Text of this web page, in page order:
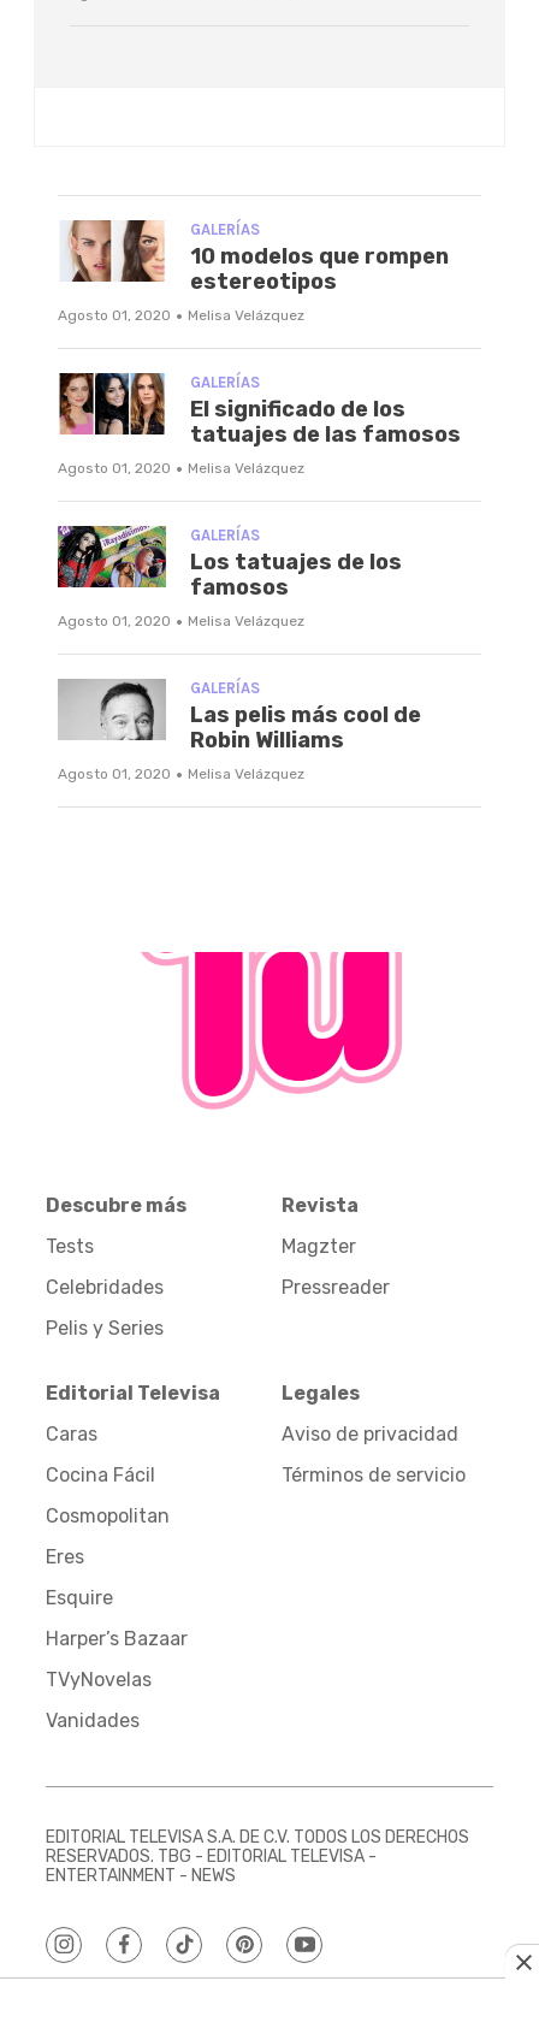
GALERÍAS
10 modelos que rompen
estereotipos
Agosto 01, 2020 · Melisa Velázquez
GALERÍAS
El significado de los
tatuajes de las famosos
Agosto 01, 2020 · Melisa Velázquez
GALERÍAS
Los tatuajes de los
famosos
Agosto 01, 2020 · Melisa Velázquez
GALERÍAS
Las pelis más cool de
Robin Williams
Agosto 01, 2020 · Melisa Velázquez
Descubre más
Tests
Celebridades
Pelis y Series
Revista
Magzter
Pressreader
Editorial Televisa
Caras
Cocina Fácil
Cosmopolitan
Eres
Esquire
Harper’s Bazaar
TVyNovelas
Vanidades
Legales
Aviso de privacidad
Términos de servicio
EDITORIAL TELEVISA S.A. DE C.V. TODOS LOS DERECHOS
RESERVADOS. TBG - EDITORIAL TELEVISA -
ENTERTAINMENT - NEWS
instagramfacebooktiktokpinterestyoutube